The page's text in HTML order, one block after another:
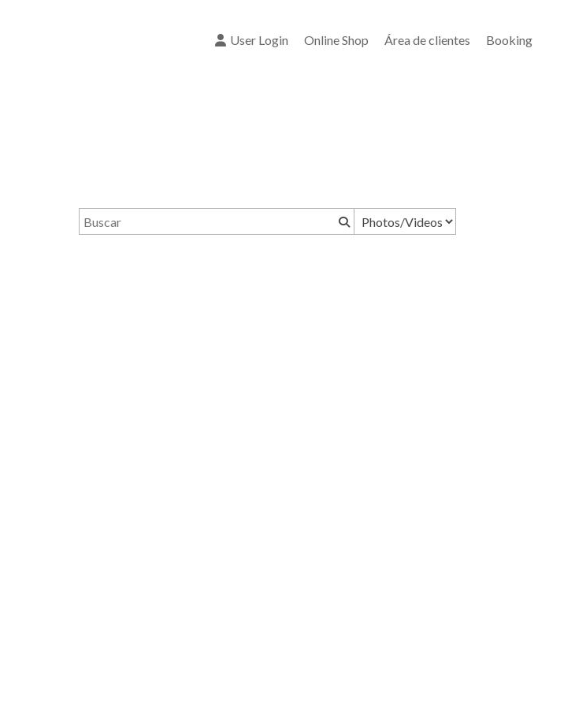
User Login Online Shop Área de clientes Booking